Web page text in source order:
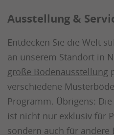
Ausstellung &
Entdecken Sie die Welt
an unserem Standort in
große Bodenausstellung
verschiedene
Programm. Übrigens:
ist nicht nur exklusiv für
sondern auch für andere